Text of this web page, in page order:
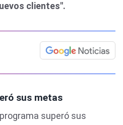
clientes".
sus metas
superó sus